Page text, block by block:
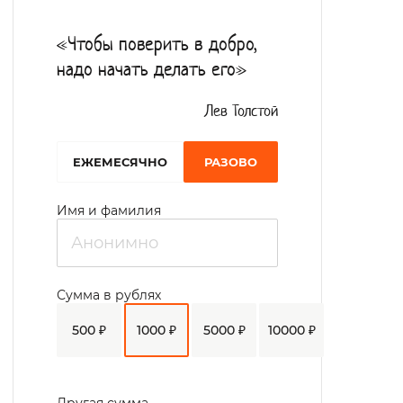
Персонал пансиона оказывает
психологическую помощь и поддержку.
Сбалансированное четырехразовое
Зоны для комфортного отдыха, досуга и
почитать книги. В распоряжении
«Чтобы поверить в добро,
надо начать делать его»
Лев Толстой
EЖЕМЕСЯЧНО РАЗОВО
Имя и фамилия
500 ₽ 1000 ₽ 5000 ₽ 10000 ₽
Сумма в рублях